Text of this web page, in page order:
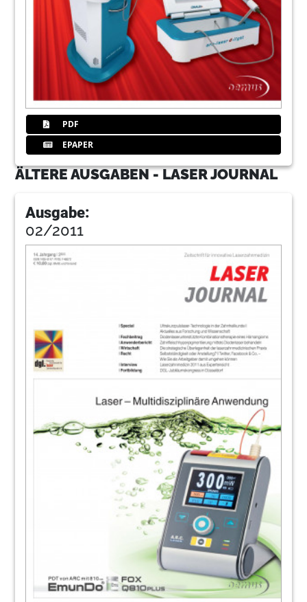
PDF
EPAPER
ÄLTERE AUSGABEN - LASER JOURNAL
Ausgabe:
02/2011